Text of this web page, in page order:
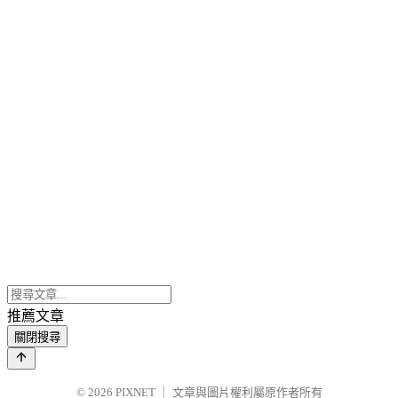
推薦文章
關閉搜尋
© 2026 PIXNET 文章與圖片權利屬原作者所有